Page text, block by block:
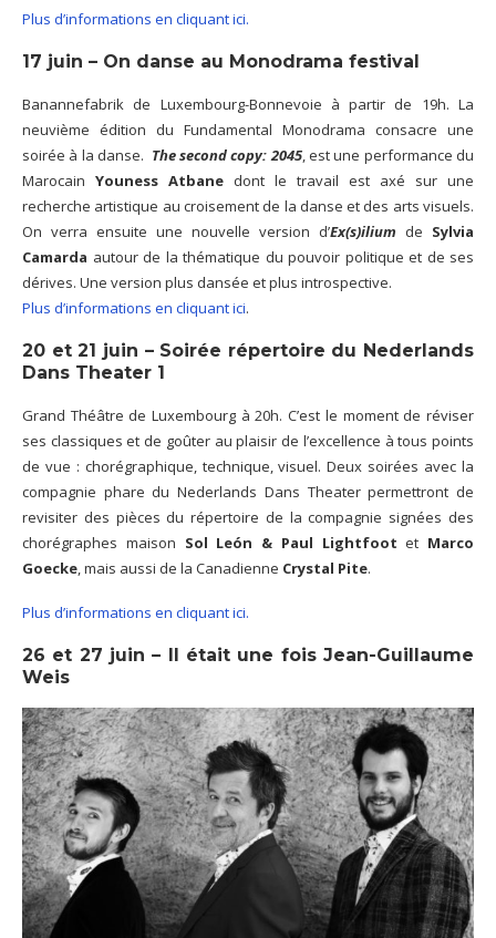
Plus d’informations en cliquant ici.
17 juin – On danse au Monodrama festival
Banannefabrik de Luxembourg-Bonnevoie à partir de 19h. La
neuvième édition du Fundamental Monodrama consacre une
soirée à la danse. The second copy: 2045, est une performance du
Marocain Youness Atbane dont le travail est axé sur une
recherche artistique au croisement de la danse et des arts visuels.
On verra ensuite une nouvelle version d’Ex(s)ilium de Sylvia
Camarda autour de la thématique du pouvoir politique et de ses
dérives. Une version plus dansée et plus introspective.
Plus d’informations en cliquant ici.
20 et 21 juin – Soirée répertoire du Nederlands
Dans Theater 1
Grand Théâtre de Luxembourg à 20h. C’est le moment de réviser
ses classiques et de goûter au plaisir de l’excellence à tous points
de vue : chorégraphique, technique, visuel. Deux soirées avec la
compagnie phare du Nederlands Dans Theater permettront de
revisiter des pièces du répertoire de la compagnie signées des
chorégraphes maison Sol León & Paul Lightfootet Marco
Goecke, mais aussi de la Canadienne Crystal Pite.
Plus d’informations en cliquant ici.
26 et 27 juin – Il était une fois Jean-Guillaume
Weis